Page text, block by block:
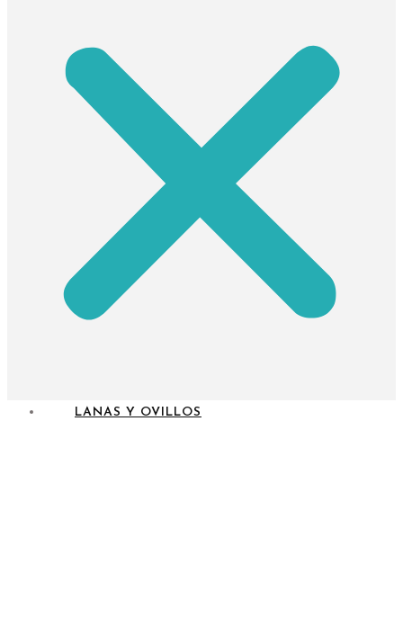
LANAS Y OVILLOS